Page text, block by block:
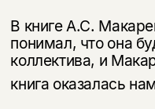
В книге А.С.
пони­мал, что она
коллектива, и
книга оказалась